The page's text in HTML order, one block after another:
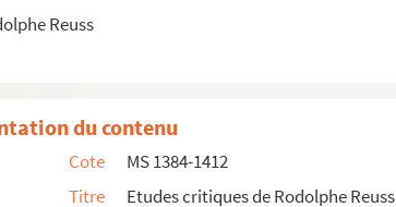
Reuss
du contenu
Cote
MS 1384-1412
Titre
Etudes critiques de Rodolphe Reuss